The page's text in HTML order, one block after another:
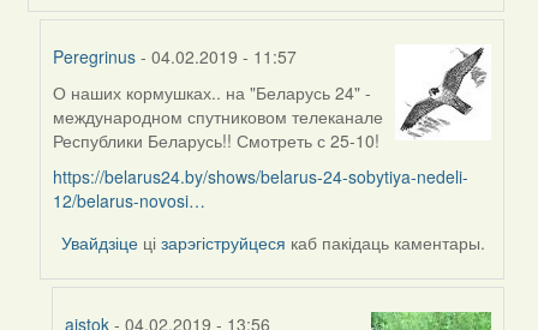
Peregrinus - 04.02.2019 - 11:57
In
reply
to
by
Harrier
О наших кормушках.. на "Беларусь 24" -
международном спутниковом телеканале
Республики Беларусь!! Смотреть с 25-10!
https://belarus24.by/shows/belarus-24-sobytiya-nedeli-
12/belarus-novosi…
Увайдзіце цізарэгіструйцеся каб пакідаць каментары.
aistok- 04.02.2019 - 13:56